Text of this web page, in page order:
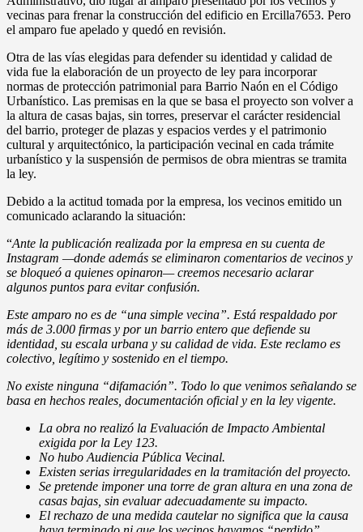
vecinas para frenar la construcción del edificio en Ercilla7653. Pero
el amparo fue apelado y quedó en revisión.
Otra de las vías elegidas para defender su identidad y calidad de
vida fue la elaboración de un proyecto de ley para incorporar
normas de protección patrimonial para Barrio Naón en el Código
Urbanístico. Las premisas en la que se basa el proyecto son volver a
la altura de casas bajas, sin torres, preservar el carácter residencial
del barrio, proteger de plazas y espacios verdes y el patrimonio
cultural y arquitectónico, la participación vecinal en cada trámite
urbanístico y la suspensión de permisos de obra mientras se tramita
la ley.
Debido a la actitud tomada por la empresa, los vecinos emitido un
comunicado aclarando la situación:
“Ante la publicación realizada por la empresa en su cuenta de
Instagram —donde además se eliminaron comentarios de vecinos y
se bloqueó a quienes opinaron— creemos necesario aclarar
algunos puntos para evitar confusión.
Este amparo no es de “una simple vecina”. Está respaldado por
más de 3.000 firmas y por un barrio entero que defiende su
identidad, su escala urbana y su calidad de vida. Este reclamo es
colectivo, legítimo y sostenido en el tiempo.
No existe ninguna “difamación”. Todo lo que venimos señalando se
basa en hechos reales, documentación oficial y en la ley vigente.
La obra no realizó la Evaluación de Impacto Ambiental
exigida por la Ley 123.
No hubo Audiencia Pública Vecinal.
Existen serias irregularidades en la tramitación del proyecto.
Se pretende imponer una torre de gran altura en una zona de
casas bajas, sin evaluar adecuadamente su impacto.
El rechazo de una medida cautelar no significa que la causa